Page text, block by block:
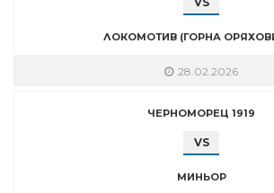
ЛОКОМОТИВ (ГОРНА
28.02.2026
ЧЕРНОМОРЕЦ 1919
VS
МИНЬОР